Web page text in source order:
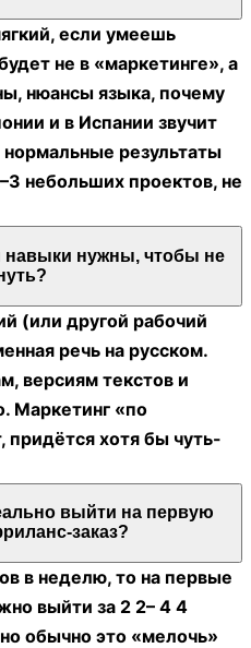
если умеешь
не в «маркетинге», а
нюансы языка, почему
и в Испании звучит
результаты
небольших проектов, не
навыки нужны, чтобы не
(или другой рабочий
речь на русском.
версиям текстов и
Маркетинг «по
хотя бы чуть-
выйти на первую
заказ?
в неделю, то на первые
выйти за 2 2– 4 4
обычно это «мелочь»